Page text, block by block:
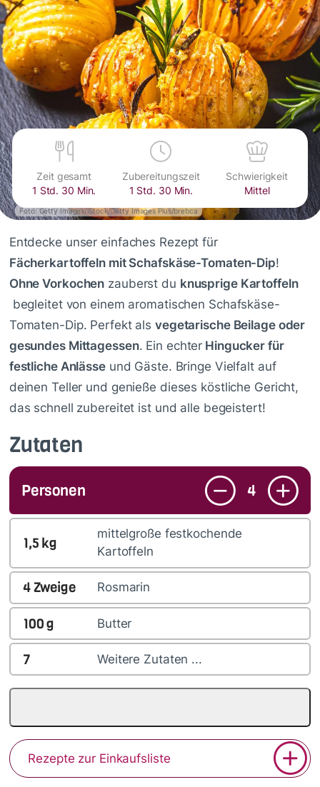
Foto: Getty Images/iStock/Getty Images Plus/brebca
Zeit gesamt
1 Std. 30 Min.
Zubereitungszeit
1 Std. 30 Min.
Schwierigkeit
Mittel
Entdecke unser einfaches Rezept für
Fächerkartoffeln mit Schafskäse-Tomaten-Dip!
Ohne Vorkochen zauberst du knusprige Kartoffeln
begleitet von einem aromatischen Schafskäse-
Tomaten-Dip. Perfekt als vegetarische Beilage oder
gesundes Mittagessen. Ein echter Hingucker für
festliche Anlässeund Gäste. Bringe Vielfalt auf
deinen Teller und genieße dieses köstliche Gericht,
das schnell zubereitet ist und alle begeistert!
Zutaten
Personen 4
1,5 kg
mittelgroße festkochende
Kartoffeln
4Zweige Rosmarin
100g Butter
7 Weitere Zutaten ...
Rezepte zur Einkaufsliste